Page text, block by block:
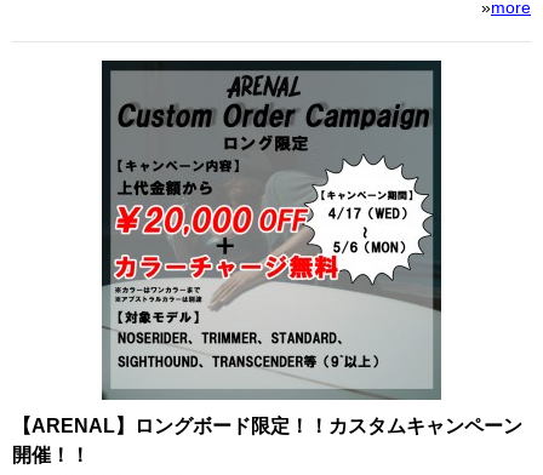
»more
【ARENAL】ロングボード限定！！カスタムキャンペーン
開催！！